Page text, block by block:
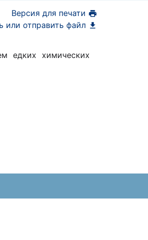
Версия для печати
или отправить файл
едких химических